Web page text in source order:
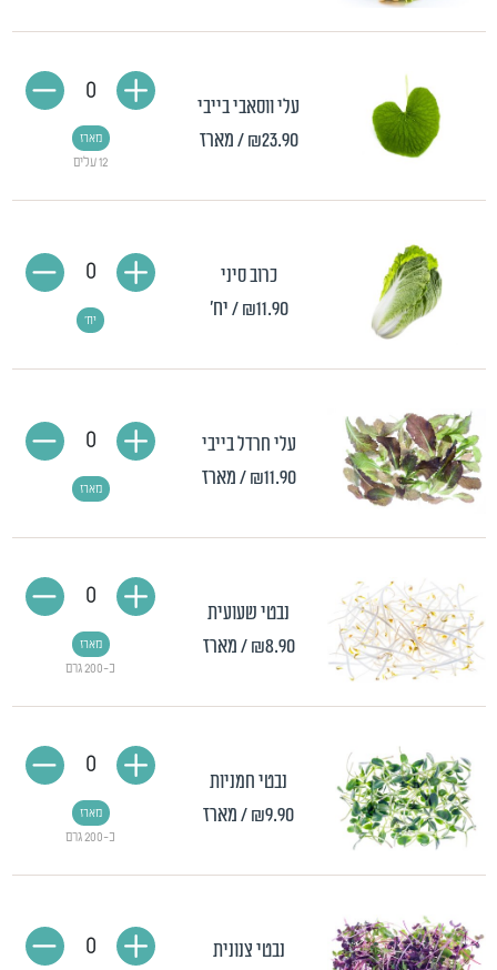
עלי ווסאבי בייבי
₪23.90 / מארז
12 עלים
מארז
0
כרוב סיני
₪11.90 / יח' יח'
0
עלי חרדל בייבי
₪11.90 / מארז מארז
0
נבטי שעועית
₪8.90 / מארז
כ-200 גרם
מארז
0
נבטי חמניות
₪9.90/ מארז
כ-200 גרם
מארז
0
נבטי צנונית
0